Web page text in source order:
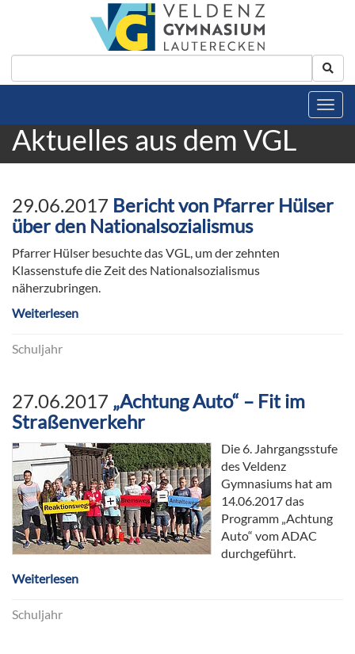
Aktuelles aus dem VGL
29.06.2017 Bericht von Pfarrer Hülser
über den Nationalsozialismus
Pfarrer Hülser besuchte das VGL, um der zehnten
Klassenstufe die Zeit des Nationalsozialismus
näherzubringen.
Weiterlesen
Schuljahr
27.06.2017 „Achtung Auto“ – Fit im
Straßenverkehr
Die 6. Jahrgangsstufe
des Veldenz
Gymnasiums hat am
14.06.2017 das
Programm „Achtung
Auto“ vom ADAC
durchgeführt.
Weiterlesen
Schuljahr